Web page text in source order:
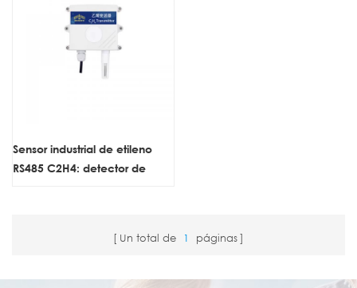
Sensor industrial de etileno
RS485 C2H4: detector de
Un total de 1 páginas